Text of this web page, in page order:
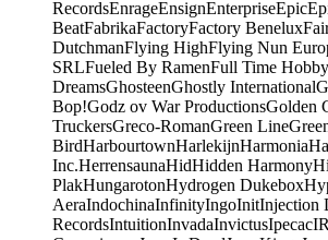
RecordsEnrageEnsignEnterpriseEpic
BeatFabrikaFactoryFactory Benelux
DutchmanFlying HighFlying Nun
SRLFueled By RamenFull Time Hobby
DreamsGhosteenGhostly International
Bop!Godz ov War ProductionsGolden
TruckersGreco-RomanGreen Line
BirdHarbourtownHarlekijnHarmonia
Inc.HerrensaunaHidHidden Harmony
PlakHungarotonHydrogen Dukebox
AeraIndochinaInfinityIngoInitInjection
RecordsIntuitionInvadaInvictusIpecac